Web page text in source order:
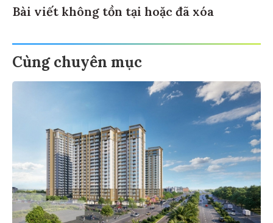
Bài viết không tồn tại hoặc đã xóa
Cùng chuyên mục